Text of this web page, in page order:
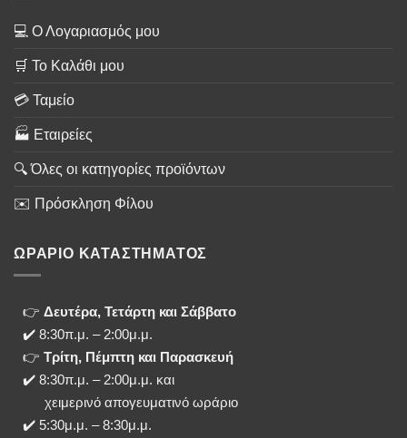
💻 Ο Λογαριασμός μου
🛒 Το Καλάθι μου
💳 Ταμείο
🏭 Εταιρείες
🔍 Όλες οι κατηγορίες προϊόντων
✉️ Πρόσκληση Φίλου
ΩΡΑΡΙΟ ΚΑΤΑΣΤΗΜΑΤΟΣ
👉 Δευτέρα, Τετάρτη και Σάββατο
✔️ 8:30π.μ. – 2:00μ.μ.
👉 Τρίτη, Πέμπτη και Παρασκευή
✔️ 8:30π.μ. – 2:00μ.μ. και
χειμερινό απογευματινό ωράριο
✔️ 5:30μ.μ. – 8:30μ.μ.